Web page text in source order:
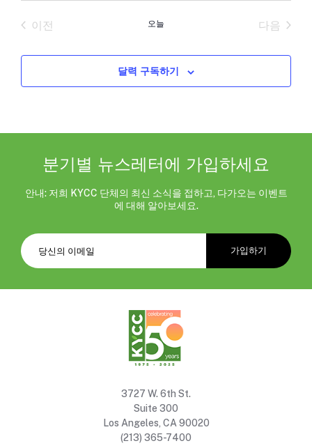
를
택
이전
오늘
다음
달력 구독하기
분기별 뉴스레터에 가입하세요
안내: 저희 KYCC 단체의 최신 소식을 접하고, 다가오는 이벤트
에 대해 알아보세요.
3727 W. 6th St.
Suite 300
Los Angeles, CA 90020
(213) 365-7400